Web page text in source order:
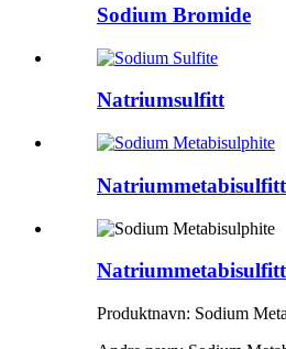
Sodium Bromide
Natriumsulfitt
Natriummetabisulfitt
Natriummetabisulfitt
Produktnavn: Sodium